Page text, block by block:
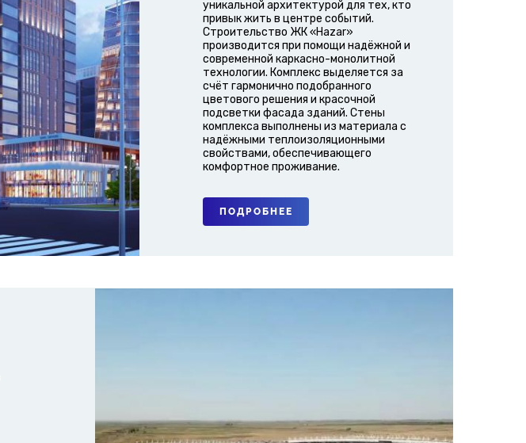
уникальной архитектурой для тех, кто
привык жить в центре событий.
Строительство ЖК «Hazar»
производится при помощи надёжной и
современной каркасно-монолитной
технологии. Комплекс выделяется за
счёт гармонично подобранного
цветового решения и красочной
подсветки фасада зданий. Стены
комплекса выполнены из материала с
надёжными теплоизоляционными
свойствами, обеспечивающего
комфортное проживание.
ПОДРОБНЕЕ